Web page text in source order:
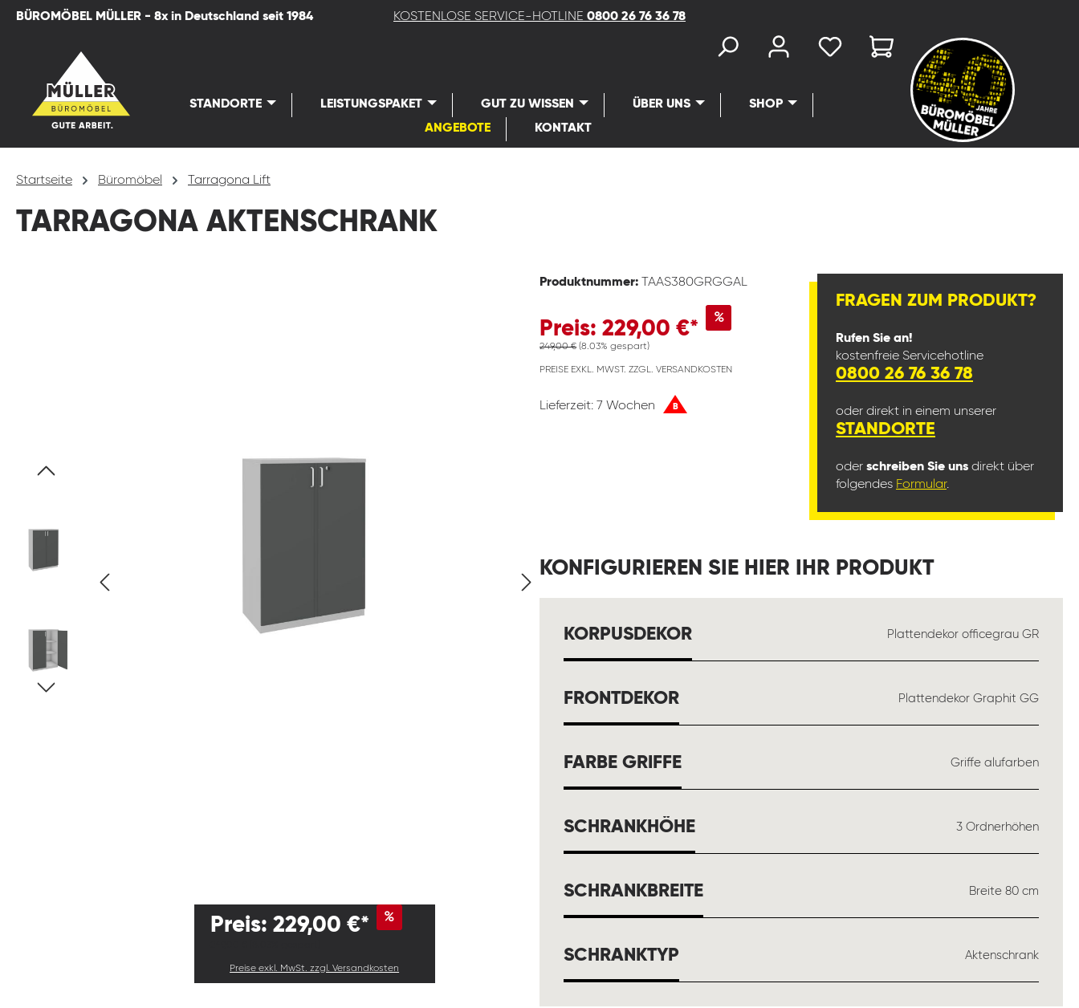
Zur Hauptnavigation springen
BÜROMÖBEL MÜLLER - 8x in Deutschland seit 1984 KOSTENLOSE SERVICE-HOTLINE 0800 26 76 36 78
STANDORTE LEISTUNGSPAKET GUT ZU WISSEN ÜBER UNS
SHOP
ANGEBOTE
KONTAKT
Startseite Büromöbel Tarragona Lift
TARRAGONA AKTENSCHRANK
Preis: 229,00 €* %
Preise exkl. MwSt. zzgl. Versandkosten
Produktnummer: TAAS380GRGGAL
Preis: 229,00 €* %
249,00 € (8.03% gespart)
PREISE EXKL. MWST. ZZGL. VERSANDKOSTEN
Lieferzeit: 7 Wochen B
FRAGEN ZUM PRODUKT?
Rufen Sie an!
kostenfreie Servicehotline
0800 26 76 36 78
oder direkt in einem unserer
STANDORTE
oder schreiben Sie uns direkt über
folgendes Formular.
KONFIGURIEREN SIE HIER IHR PRODUKT
KORPUSDEKORAUSWÄHLEN Plattendekor officegrau GR
FRONTDEKORAUSWÄHLEN Plattendekor Graphit GG
FARBE GRIFFEAUSWÄHLEN Griffe alufarben
SCHRANKHÖHEAUSWÄHLEN 3 Ordnerhöhen
SCHRANKBREITEAUSWÄHLEN Breite 80 cm
SCHRANKTYP Aktenschrank